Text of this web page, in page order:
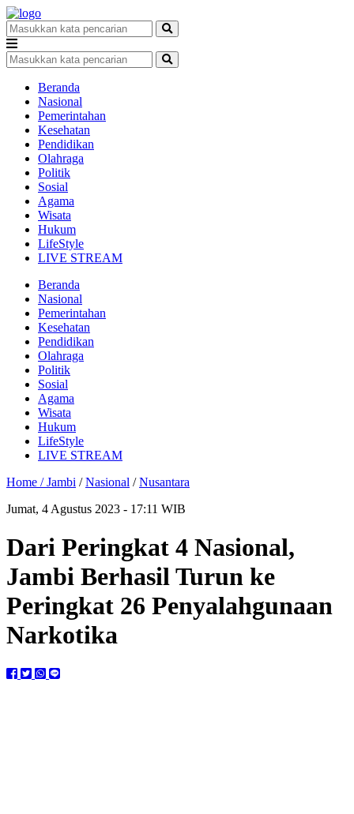
Beranda
Nasional
Pemerintahan
Kesehatan
Pendidikan
Olahraga
Politik
Sosial
Agama
Wisata
Hukum
LifeStyle
LIVE STREAM
Beranda
Nasional
Pemerintahan
Kesehatan
Pendidikan
Olahraga
Politik
Sosial
Agama
Wisata
Hukum
LifeStyle
LIVE STREAM
Home /Jambi /Nasional /Nusantara
Jumat, 4 Agustus 2023 - 17:11 WIB
Dari Peringkat 4 Nasional,
Jambi Berhasil Turun ke
Peringkat 26 Penyalahgunaan
Narkotika